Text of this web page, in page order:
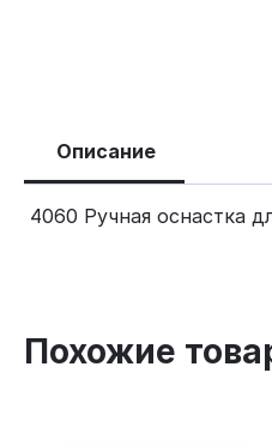
Описание
4060 Ручная оснастка
Похожие